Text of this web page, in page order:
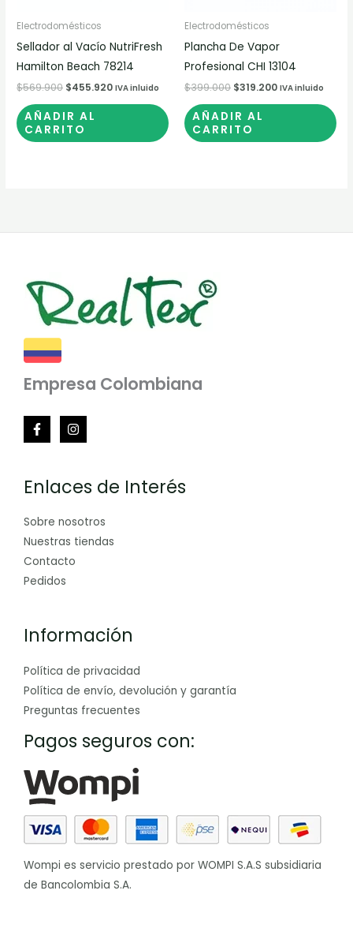
Electrodomésticos
Sellador al Vacío NutriFresh
Hamilton Beach 78214
$569.900 $455.920 IVA inluido
AÑADIR AL
CARRITO
Electrodomésticos
Plancha De Vapor
Profesional CHI 13104
$399.000 $319.200 IVA inluido
AÑADIR AL
CARRITO
Empresa Colombiana
Enlaces de Interés
Sobre nosotros
Nuestras tiendas
Contacto
Pedidos
Información
Política de privacidad
Política de envío, devolución y garantía
Preguntas frecuentes
Pagos seguros con:
Wompi es servicio prestado por WOMPI S.A.S subsidiaria
de Bancolombia S.A.